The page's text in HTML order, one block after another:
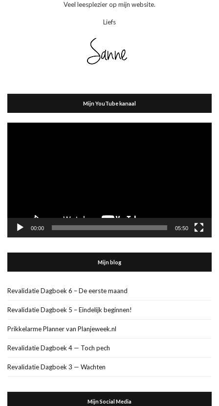
Veel leesplezier op mijn website.
Liefs
Mijn YouTube kanaal
00:00 05:50
Mijn blog
Revalidatie Dagboek 6 – De eerste maand
Revalidatie Dagboek 5 – Eindelijk beginnen!
Prikkelarme Planner van Planjeweek.nl
Revalidatie Dagboek 4 — Toch pech
Revalidatie Dagboek 3 — Wachten
Mijn Social Media